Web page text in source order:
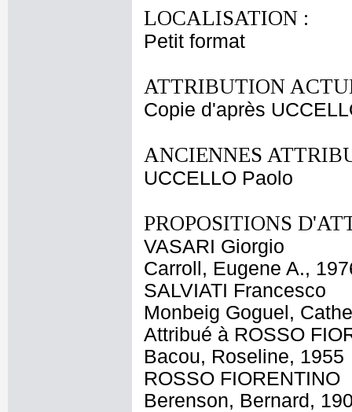
LOCALISATION :
Petit format
ATTRIBUTION
Copie d'après
ANCIENNES
UCCELLO Paolo
PROPOSITIONS
VASARI Giorgio
Carroll, Eugene A.,
SALVIATI Francesco
Monbeig Goguel,
Attribué à ROSSO
Bacou, Roseline, 1955
ROSSO FIORENTINO
Berenson, Bernard,